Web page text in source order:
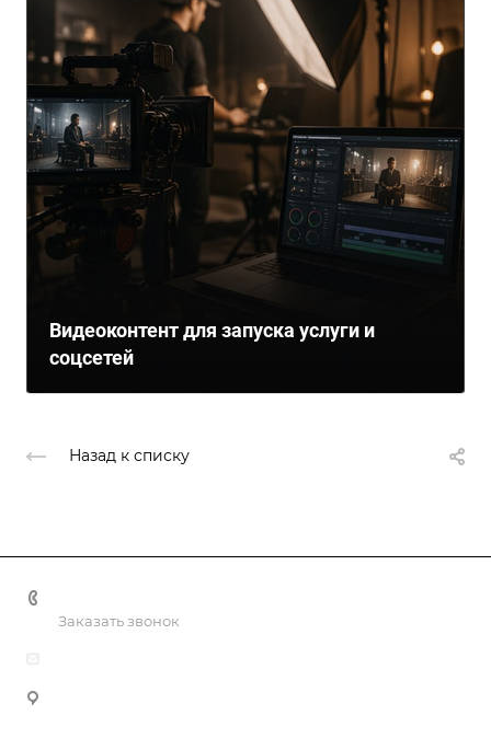
Видеоконтент для запуска услуги и
соцсетей
Назад к списку
Заказать звонок